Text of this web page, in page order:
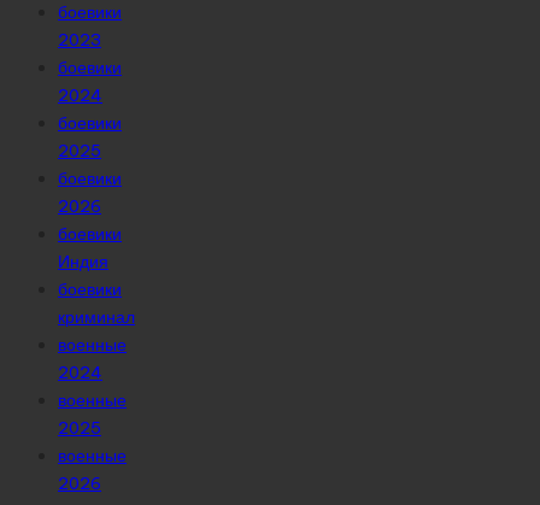
боевики
2023
боевики
2024
боевики
2025
боевики
2026
боевики
Индия
боевики
криминал
военные
2024
военные
2025
военные
2026